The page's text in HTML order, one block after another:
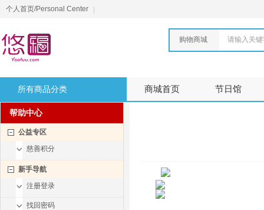
个人首页/Personal Center
购物商城 请输入关
所有商品分类 商城首页 节日馆
帮助中心
公益专区
慈善积分
新手导航
注册登录
找回密码